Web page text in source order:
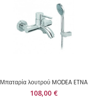
Μπαταρία λουτρού MODEA ETNA
108,00 €